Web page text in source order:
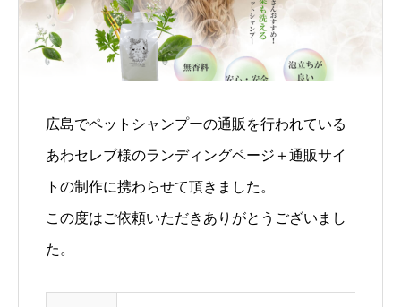
広島でペットシャンプーの通販を行われている
あわセレブ様のランディングページ＋通販サイ
トの制作に携わらせて頂きました。
この度はご依頼いただきありがとうございまし
た。